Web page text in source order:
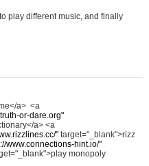
play different music, and finally
a> <a
or-dare.org"
a> <a
" target="_blank">rizz
www.connections-hint.io/"
monopoly